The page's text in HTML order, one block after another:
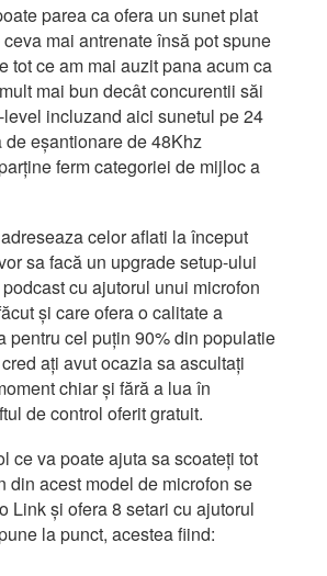
parea ca ofera un sunet plat
mai antrenate însă pot spune
tot ce am mai auzit pana acum ca
mai bun decât concurentii săi
incluzand aici sunetul pe 24
eșantionare de 48Khz
ferm categoriei de mijloc a
celor aflati la început
sa facă un upgrade setup-ului
cu ajutorul unui microfon
și care ofera o calitate a
pentru cel puțin 90% din populatie
ați avut ocazia sa ascultați
chiar și fără a lua în
de control oferit gratuit.
ce va poate ajuta sa scoateți tot
din acest model de microfon se
Link și ofera 8 setari cu ajutorul
la punct, acestea fiind: